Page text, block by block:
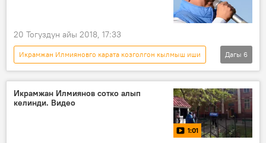
20 Тогуздун айы 2018, 17:33
Икрамжан Илмияновго карата козголгон кылмыш иши
Окуялар
Кыргызстан
Жаңылыктар
Бишкек
Икрамжан Илмиянов
Дагы 6
Икрамжан Илмиянов сотко алып
келинди. Видео
1:01